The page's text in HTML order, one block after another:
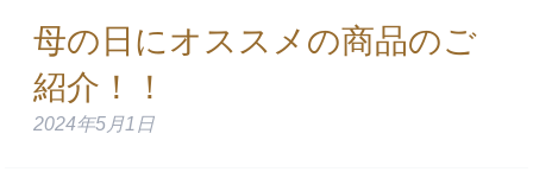
母の日にオススメの商品のご
紹介！！
2024年5月1日